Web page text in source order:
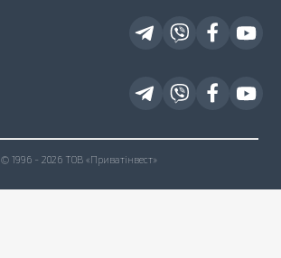
© 1996 - 2026 ТОВ «Приватінвест»